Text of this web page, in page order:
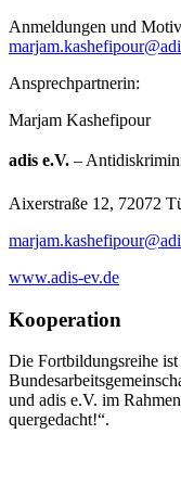
Anmeldungen und
Ansprechpartnerin:
Marjam Kashefipour
adis e.V. –
Aixerstraße 12, 72072
www.adis-ev.de
Kooperation
Die Fortbildungsreihe
und adis e.V. im
quergedacht!“.